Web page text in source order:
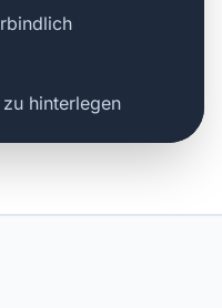
hinterlegen